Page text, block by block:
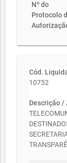
Nº do
Protocolo
Cód.
10752
Descrição